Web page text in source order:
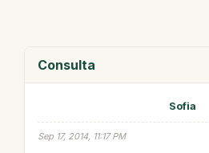
Consulta
Sofia
Sep 17, 2014, 11:17 PM